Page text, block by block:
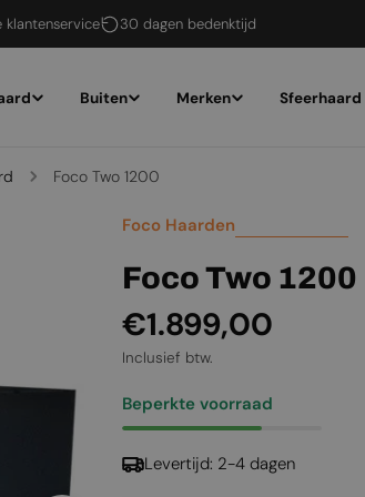
klantenservice 30 dagen bedenktijd
Buiten Merken Sfeerhaard
Foco Two 1200
Foco Haarden
Foco Two 1200
Normale
prijs
€1.899,00
Inclusief btw.
Beperkte voorraad
Levertijd: 2-4 dagen